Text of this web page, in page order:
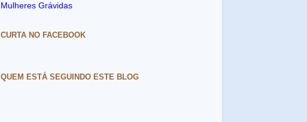
Mulheres Grávidas
CURTA NO FACEBOOK
QUEM ESTÁ SEGUINDO ESTE BLOG